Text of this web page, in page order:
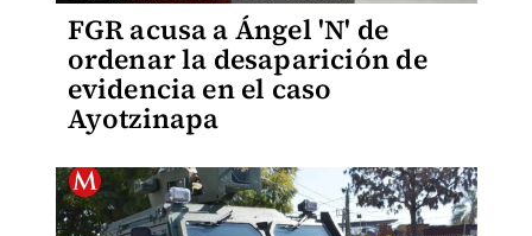
FGR acusa a Ángel 'N' de
ordenar la desaparición de
evidencia en el caso
Ayotzinapa